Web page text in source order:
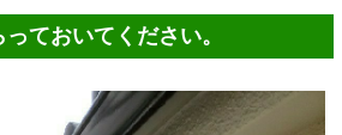
ておいてください。